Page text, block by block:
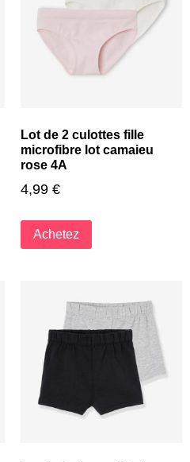
Lot de 2 culottes fille
microfibre lot camaieu
rose 4A
4,99 €
Achetez